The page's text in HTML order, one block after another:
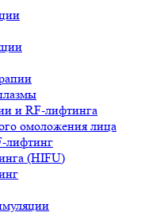
и RF-лифтинга
омоложения лица
лифтинг
(HIFU)